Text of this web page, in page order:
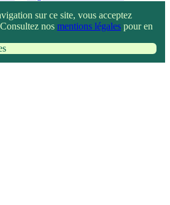
sur ce site, vous acceptez
nos mentions légales pour en